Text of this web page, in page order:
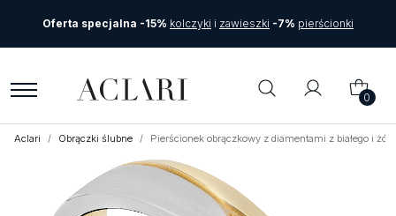
Oferta specjalna -15% kolczyki i zawieszki -7% pierścionki
0
Aclari Obrączki ślubne Pierścionek obrączkowy z diamentami z białego i